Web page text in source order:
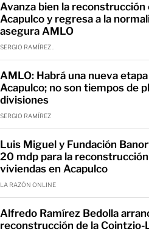
Avanza bien la reconstrucción
Acapulco y regresa a la
asegura AMLO
SERGIO RAMÍREZ .
AMLO: Habrá una nueva
Acapulco; no son tiempos de
divisiones
SERGIO RAMÍREZ
Luis Miguel y Fundación
20 mdp para la
viviendas en Acapulco
LA RAZÓN ONLINE
Alfredo Ramírez Bedolla
reconstrucción de la Cointzio-